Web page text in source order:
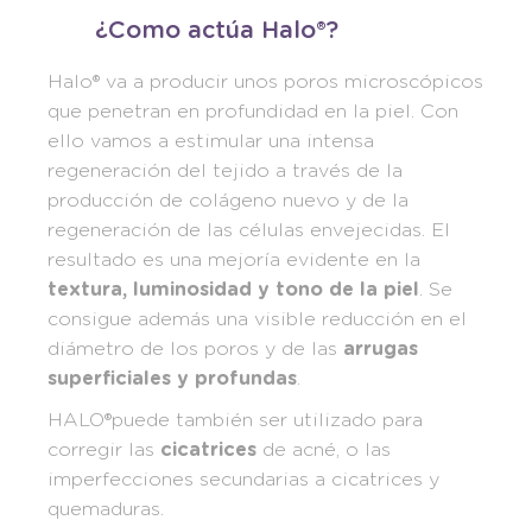
¿Como actúa Halo®?
Halo® va a producir unos poros microscópicos
que penetran en profundidad en la piel. Con
ello vamos a estimular una intensa
regeneración del tejido a través de la
producción de colágeno nuevo y de la
regeneración de las células envejecidas. El
resultado es una mejoría evidente en la
textura, luminosidad y tono de la piel
. Se
consigue además una visible reducción en el
diámetro de los poros y de las arrugas
superficiales y profundas
HALO®puede también ser utilizado para
corregir las cicatrices de acné, o las
imperfecciones secundarias a cicatrices y
quemaduras.